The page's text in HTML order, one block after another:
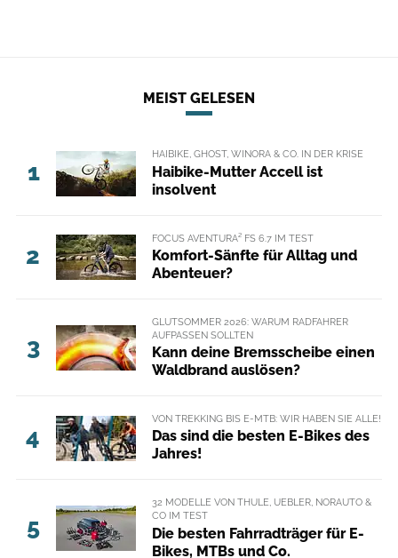
MEIST GELESEN
1
HAIBIKE, GHOST, WINORA & CO. IN DER KRISE
Haibike-Mutter Accell ist
insolvent
2
FOCUS AVENTURA² FS 6.7 IM TEST
Komfort-Sänfte für Alltag und
Abenteuer?
3
GLUTSOMMER 2026: WARUM RADFAHRER
AUFPASSEN SOLLTEN
Kann deine Bremsscheibe einen
Waldbrand auslösen?
4
VON TREKKING BIS E-MTB: WIR HABEN SIE ALLE!
Das sind die besten E-Bikes des
Jahres!
5
32 MODELLE VON THULE, UEBLER, NORAUTO &
CO IM TEST
Die besten Fahrradträger für E-
Bikes, MTBs und Co.